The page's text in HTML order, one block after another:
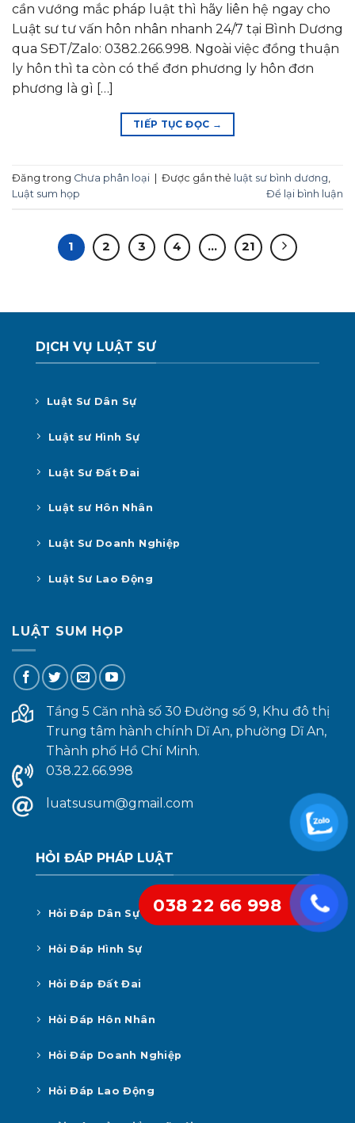
cần vướng mắc pháp luật thì hãy liên hệ ngay cho
Luật sư tư vấn hôn nhân nhanh 24/7 tại Bình Dương
qua SĐT/Zalo: 0382.266.998. Ngoài việc đồng thuận
ly hôn thì ta còn có thể đơn phương ly hôn đơn
phương là gì […]
TIẾP TỤC ĐỌC →
Đăng trong Chưa phân loại Được gắn thẻ luật sư bình dương,
Luật sum họp
Để lại bình luận
1 2 3 4 … 21
DỊCH VỤ LUẬT SƯ
Luật Sư Dân Sự
Luật sư Hình Sự
Luật Sư Đất Đai
Luật sư Hôn Nhân
Luật Sư Doanh Nghiệp
Luật Sư Lao Động
LUẬT SUM HỌP
Tầng 5 Căn nhà số 30 Đường số 9, Khu đô thị
Trung tâm hành chính Dĩ An, phường Dĩ An,
Thành phố Hồ Chí Minh.
038.22.66.998
luatsusum@gmail.com
HỎI ĐÁP PHÁP LUẬT
Hỏi Đáp Dân Sự
Hỏi Đáp Hình Sự
Hỏi Đáp Đất Đai
Hỏi Đáp Hôn Nhân
Hỏi Đáp Doanh Nghiệp
Hỏi Đáp Lao Động
038 22 66 998